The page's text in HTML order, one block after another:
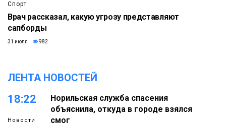
Спорт
Врач рассказал, какую угрозу представляют
сапборды
31 июля 982
ЛЕНТА НОВОСТЕЙ
18:22
Новости
Норильская служба спасения
объяснила, откуда в городе взялся
смог